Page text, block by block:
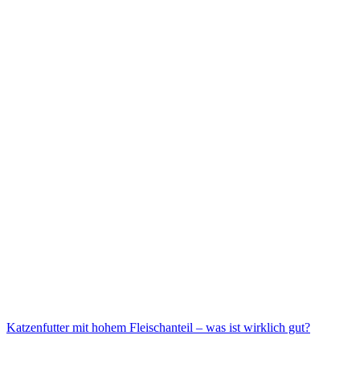
Katzenfutter mit hohem Fleischanteil – was ist wirklich gut?